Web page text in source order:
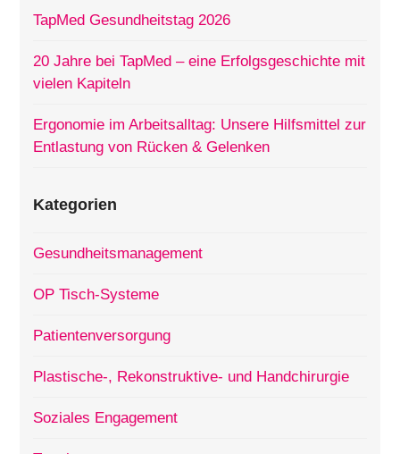
TapMed Gesundheitstag 2026
20 Jahre bei TapMed – eine Erfolgsgeschichte mit
vielen Kapiteln
Ergonomie im Arbeitsalltag: Unsere Hilfsmittel zur
Entlastung von Rücken & Gelenken
Kategorien
Gesundheitsmanagement
OP Tisch-Systeme
Patientenversorgung
Plastische-, Rekonstruktive- und Handchirurgie
Soziales Engagement